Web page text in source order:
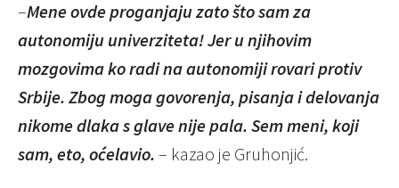
–Mene ovde proganjaju zato što sam za
autonomiju univerziteta! Jer u njihovim
mozgovima ko radi na autonomiji rovari protiv
Srbije. Zbog moga govorenja, pisanja i delovanja
nikome dlaka s glave nije pala. Sem meni, koji
sam, eto, oćelavio. – kazao je Gruhonjić.